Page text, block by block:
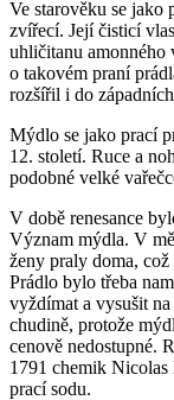
Ve starověku se jako
zvířecí. Její čisticí
uhličitanu
o takovém praní
rozšířil i do
Mýdlo se jako prací
12. století. Ruce a
podobné velké
V době renesance
Význam mýdla. V
ženy praly doma,
Prádlo bylo třeba
vyždímat a vysušit
chudině, protože
cenově nedostupné.
1791 chemik Nicolas
prací sodu.